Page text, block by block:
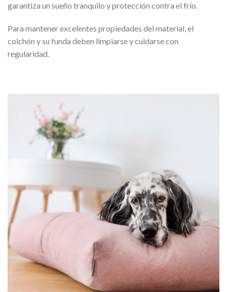
garantiza un sueño tranquilo y protección contra el frío.
Para mantener excelentes propiedades del material, el
colchón y su funda deben limpiarse y cuidarse con
regularidad.